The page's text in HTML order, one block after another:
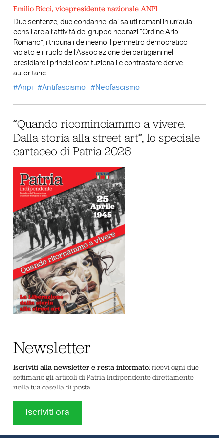
Emilio Ricci, vicepresidente nazionale ANPI
Due sentenze, due condanne: dai saluti romani in un’aula
consiliare all’attività del gruppo neonazi “Ordine Ario
Romano”, i tribunali delineano il perimetro democratico
violato e il ruolo dell’Associazione dei partigiani nel
presidiare i principi costituzionali e contrastare derive
autoritarie
Anpi
Antifascismo Neofascismo
“Quando ricominciammo a vivere.
Dalla storia alla street art”, lo speciale
cartaceo di Patria 2026
Newsletter
Iscriviti alla newsletter e resta informato: ricevi ogni due
settimane gli articoli di Patria Indipendente direttamente
nella tua casella di posta.
Iscriviti ora